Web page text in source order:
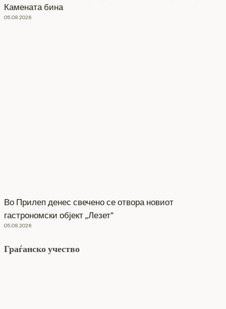
Камената бина
05.08.2026
Во Прилеп денес свечено се отвора новиот
гастрономски објект „Лезет“
05.08.2026
Граѓанско учество